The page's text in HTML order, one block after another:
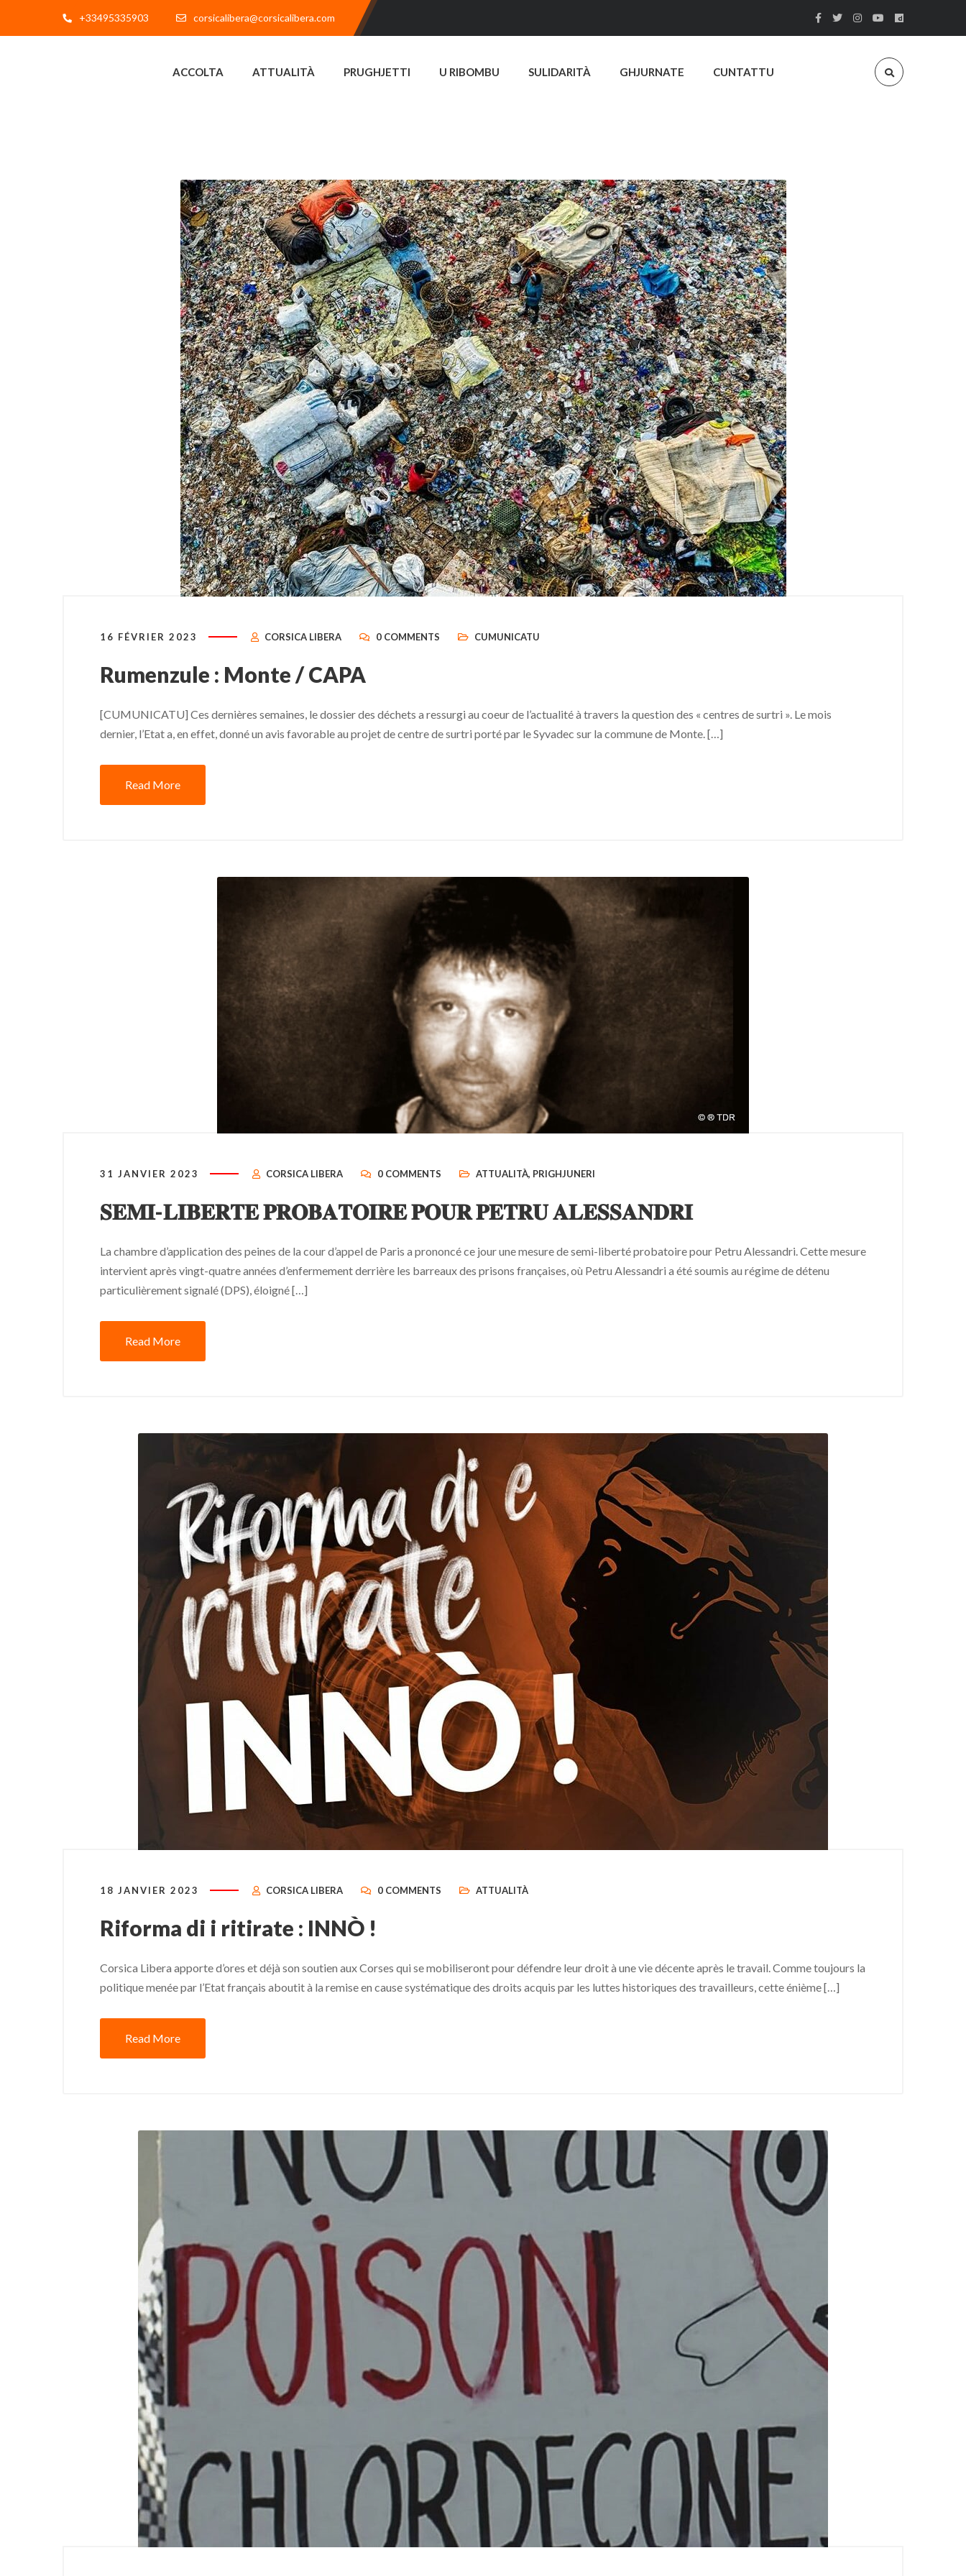
+33495335903 corsicalibera@corsicalibera.com
ACCOLTA ATTUALITÀ PRUGHJETTI U RIBOMBU SULIDARITÀ GHJURNATE CUNTATTU
16 FÉVRIER 2023 CORSICA LIBERA 0 COMMENTS CUMUNICATU
Rumenzule : Monte / CAPA
[CUMUNICATU] Ces dernières semaines, le dossier des déchets a ressurgi au coeur de l’actualité à travers la question des « centres de surtri ». Le mois
dernier, l’Etat a, en effet, donné un avis favorable au projet de centre de surtri porté par le Syvadec sur la commune de Monte. […]
Read More
31 JANVIER 2023 CORSICA LIBERA 0 COMMENTS ATTUALITÀ, PRIGHJUNERI
𝐒𝐄𝐌𝐈-𝐋𝐈𝐁𝐄𝐑𝐓𝐄 𝐏𝐑𝐎𝐁𝐀𝐓𝐎𝐈𝐑𝐄 𝐏𝐎𝐔𝐑 𝐏𝐄𝐓𝐑𝐔 𝐀𝐋𝐄𝐒𝐒𝐀𝐍𝐃𝐑𝐈
La chambre d’application des peines de la cour d’appel de Paris a prononcé ce jour une mesure de semi-liberté probatoire pour Petru Alessandri. Cette mesure
intervient après vingt-quatre années d’enfermement derrière les barreaux des prisons françaises, où Petru Alessandri a été soumis au régime de détenu
particulièrement signalé (DPS), éloigné […]
Read More
18 JANVIER 2023 CORSICA LIBERA 0 COMMENTS ATTUALITÀ
Riforma di i ritirate : INNÒ !
Corsica Libera apporte d’ores et déjà son soutien aux Corses qui se mobiliseront pour défendre leur droit à une vie décente après le travail. Comme toujours la
politique menée par l’Etat français aboutit à la remise en cause systématique des droits acquis par les luttes historiques des travailleurs, cette énième […]
Read More